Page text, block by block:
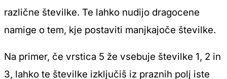
različne številke. Te lahko nudijo dragocene
namige o tem, kje postaviti manjkajoče številke.
Na primer, če vrstica 5 že vsebuje številke 1, 2 in
3, lahko te številke izključiš iz praznih polj iste